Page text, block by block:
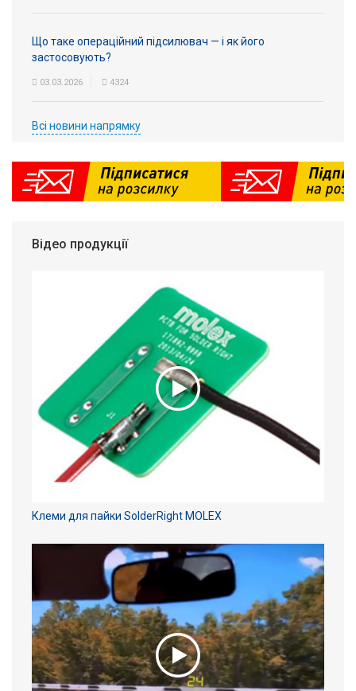
Що таке операційний підсилювач — і як його
застосовують?
03.03.2026 4324
Всі новини напрямку
Відео продукції
Клеми для пайки SolderRight MOLEX